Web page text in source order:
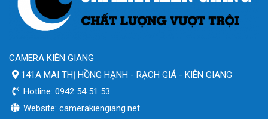
CAMERA KIÊN GIANG
141A MAI THỊ HỒNG HẠNH - RẠCH GIÁ - KIÊN GIANG
Hotline: 0942 54 51 53
Website: camerakiengiang.net